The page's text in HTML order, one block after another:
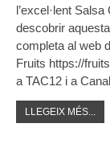
l’excel·lent
descobrir
completa al web
Fruits https://
a TAC12 i a
LLEGEIX MÉS...